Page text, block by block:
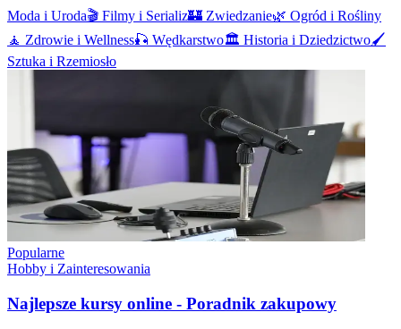
Moda i Uroda🎬 Filmy i Serializ🏰 Zwiedzanie🌿 Ogród i Rośliny
🧘 Zdrowie i Wellness🎣 Wędkarstwo🏛️ Historia i Dziedzictwo🖌️
Sztuka i Rzemiosło
Popularne
Hobby i Zainteresowania
Najlepsze kursy online - Poradnik zakupowy